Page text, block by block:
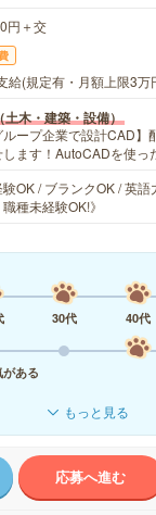
円＋交
給(規定有・月額上限3万
土木・建築・設備）
ループ企業で設計CAD
します！AutoCADを使
OK / ブランクOK / 英語
職種未経験OK!》
30代 40代
がある
もっと見る
応募へ進む